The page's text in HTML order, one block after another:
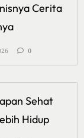
Cerita
0
Sehat
Hidup